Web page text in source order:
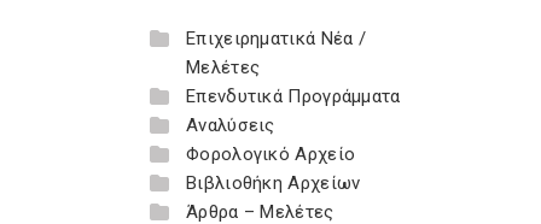
Επιχειρηματικά Νέα /
Μελέτες
Επενδυτικά Προγράμματα
Αναλύσεις
Φορολογικό Αρχείο
Βιβλιοθήκη Αρχείων
Άρθρα – Μελέτες